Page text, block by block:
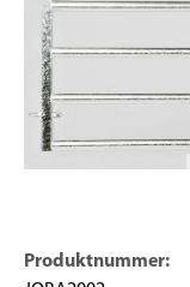
Produktnummer: